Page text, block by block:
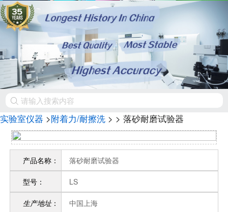
实验室仪器 >附着力/耐擦洗 > > 落砂耐磨试验器
产品名称： 落砂耐磨试验器
型号： LS
生产地址： 中国上海